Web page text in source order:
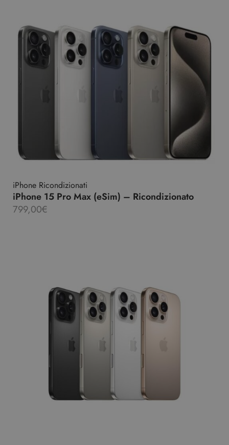
iPhone Ricondizionati
iPhone 15 Pro Max (eSim) – Ricondizionato
799,00€